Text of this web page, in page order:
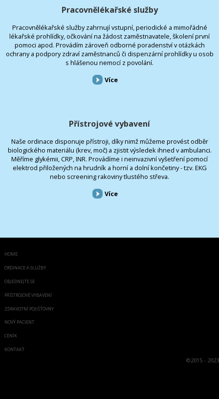
Pracovnělékařské služby
Pracovnělékařské služby zahrnují vstupní, periodické a mimořádné
lékařské prohlídky, očkování na žádost zaměstnavatele, školení první
pomoci apod. Provádím zároveň odborné poradenství v otázkách
ochrany a podpory zdraví zaměstnanců či dispenzární prohlídky u osob
s hlášenou nemocí z povolání.
Více
Přístrojové vybavení
Naše ordinace disponuje přístroji, díky nimž můžeme provést odběr
biologického materiálu (krev, moč) a zjistit výsledek ihned v ambulanci.
Měříme glykémii, CRP, INR. Provádíme i neinvazivní vyšetření pomocí
elektrod přiložených na hrudník a horní a dolní končetiny - tzv. EKG
nebo screening rakoviny tlustého střeva.
Více
HOME
ORDINACE A SLUŽBY
OBJEDNEJTE SE
PŘÍSTROJOVÉ VYBAVENÍ
ZDRAVOTNÍ POJIŠŤOVNY
NOVÝ PACIENT
CENÍK
KONTAKT
©2015 - 2023